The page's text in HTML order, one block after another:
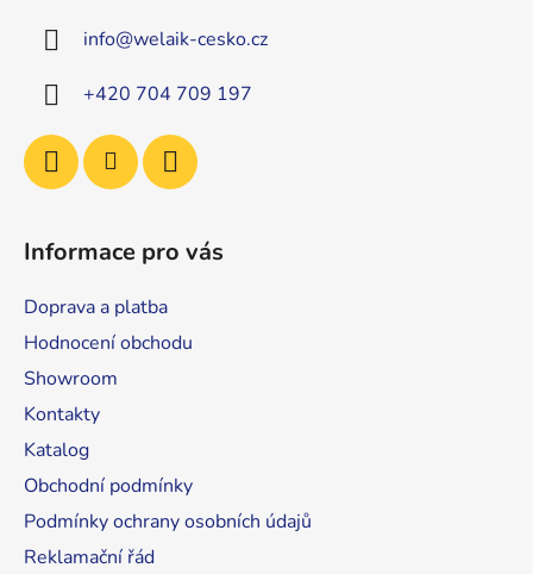
info@welaik-cesko.cz
+420 704 709 197
Informace pro vás
Doprava a platba
Hodnocení obchodu
Showroom
Kontakty
Katalog
Obchodní podmínky
Podmínky ochrany osobních údajů
Reklamační řád